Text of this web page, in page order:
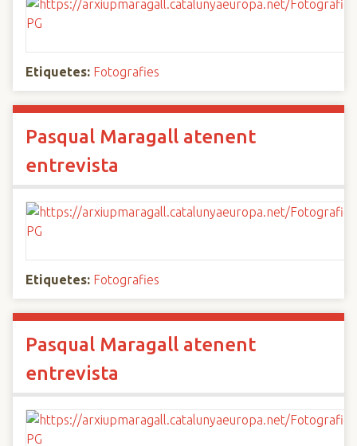
Etiquetes: Fotografies
Pasqual Maragall atenent
entrevista
Etiquetes: Fotografies
Pasqual Maragall atenent
entrevista